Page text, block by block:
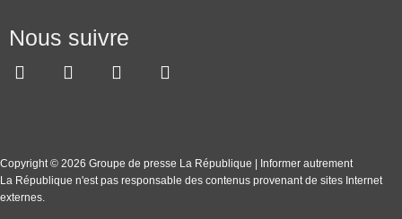
Nous suivre
Copyright © 2026 Groupe de presse La République | Informer autrement
La République n'est pas responsable des contenus provenant de sites Internet
externes.